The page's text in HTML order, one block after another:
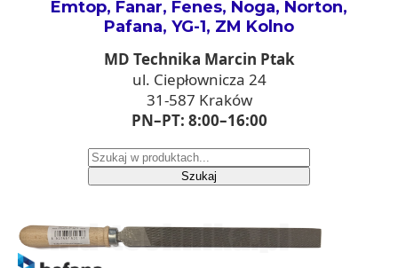
Emtop, Fanar, Fenes, Noga, Norton,
Pafana, YG-1, ZM Kolno
MD Technika Marcin Ptak
ul. Ciepłownicza 24
31-587 Kraków
PN–PT: 8:00–16:00
Szukaj